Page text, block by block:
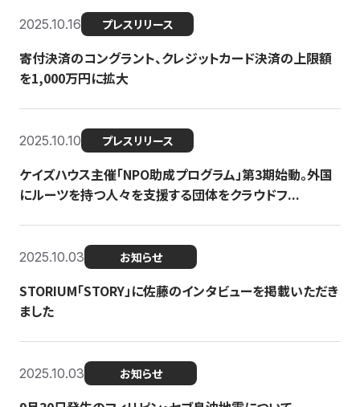
2025.10.16 プレスリリース
寄付決済のコングラント、クレジットカード決済の上限額
を1,000万円に拡大
2025.10.10 プレスリリース
ケイズハウス主催「NPO助成プログラム」第3期始動。外国
にルーツを持つ人々を支援する団体をクラウドフ...
2025.10.03 お知らせ
STORIUM「STORY」に佐藤のインタビューを掲載いただき
ました
2025.10.03 お知らせ